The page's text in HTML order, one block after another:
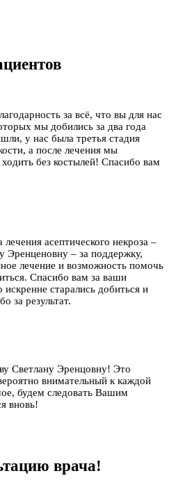
за всё, что вы для нас
мы добились за два года
у нас была третья стадия
а после лечения мы
без костылей! Спасибо вам
асептического некроза –
Эренценовну – за поддержку,
лечение и возможность помочь
Спасибо вам за ваши
искренне старались добиться и
за результат.
Светлану Эренцовну! Это
внимательный к каждой
будем следовать Вашим
вновь!
врача!